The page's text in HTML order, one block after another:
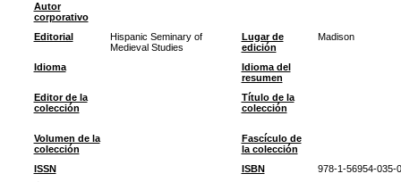
Autor
corporativo
Editorial
Hispanic Seminary of
Medieval Studies
Lugar de
edición
Madison
Idioma
Idioma del
resumen
Editor de la
colección
Título de la
colección
Volumen de la
colección
Fascículo de
la colección
ISSN
ISBN
978-1-56954-035-0